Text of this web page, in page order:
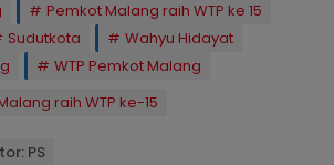
Pemkot Malang raih WTP ke 15
Sudutkota
Wahyu Hidayat
WTP Pemkot Malang
raih WTP ke-15
PS